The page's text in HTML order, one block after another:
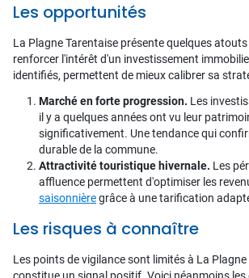
Les opportunités
La Plagne Tarentaise présente quelques
renforcer l'intérêt d'un investissement
identifiés, permettent de mieux calibrer sa
Marché en forte progression. Les
il y a quelques années ont vu leur
significativement. Une tendance qui
durable de la commune.
Attractivité touristique hivernale. Les
affluence permettent d'optimiser les
saisonnièregrâce à une tarification
Les risques à connaître
Les points de vigilance sont limités à La